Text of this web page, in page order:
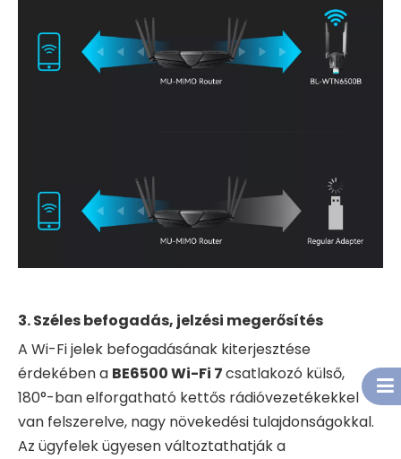
3. Széles befogadás, jelzési megerősítés
A Wi-Fi jelek befogadásának kiterjesztése
érdekében a BE6500 Wi-Fi 7csatlakozó külső,
180°-ban elforgatható kettős rádióvezetékekkel
van felszerelve, nagy növekedési tulajdonságokkal.
Az ügyfelek ügyesen változtathatják a